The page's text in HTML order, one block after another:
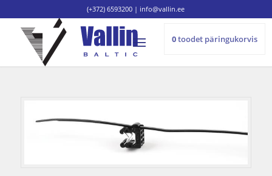
(+372) 6593200 | info@vallin.ee
0toodet päringukorvis